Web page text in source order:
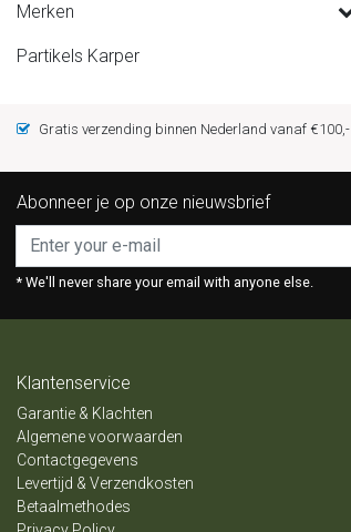
Merken
Partikels Karper
Gratis verzending binnen Nederland vanaf €100,-
Abonneer je op onze nieuwsbrief
* We'll never share your email with anyone else.
Klantenservice
Garantie & Klachten
Algemene voorwaarden
Contactgegevens
Levertijd & Verzendkosten
Betaalmethodes